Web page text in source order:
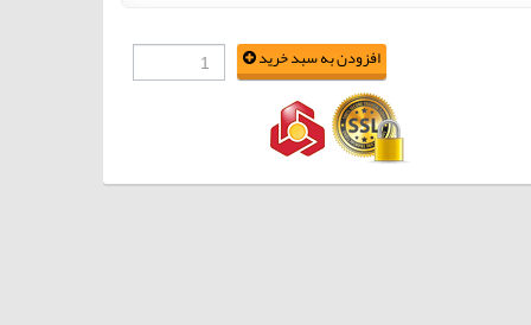
افزودن به سبد خرید